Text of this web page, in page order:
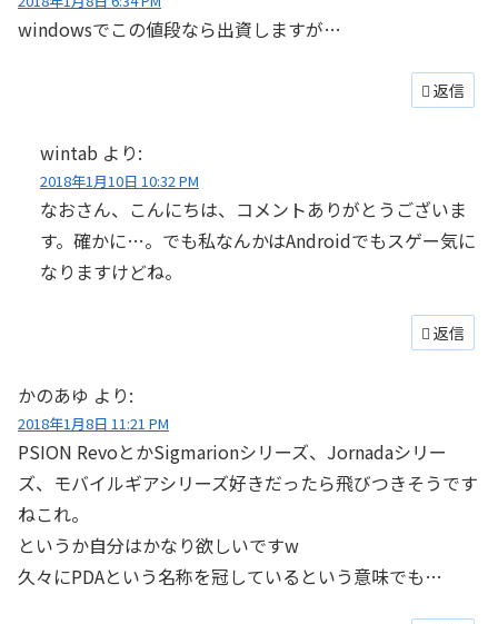
windowsでこの値段なら出資しますが…
返信
wintab より:
2018年1月10日 10:32 PM
なおさん、こんにちは、コメントありがとうございま
す。確かに…。でも私なんかはAndroidでもスゲー気に
なりますけどね。
返信
かのあゆ より:
2018年1月8日 11:21 PM
PSION RevoとかSigmarionシリーズ、Jornadaシリー
ズ、モバイルギアシリーズ好きだったら飛びつきそうです
ねこれ。
というか自分はかなり欲しいですw
久々にPDAという名称を冠しているという意味でも…